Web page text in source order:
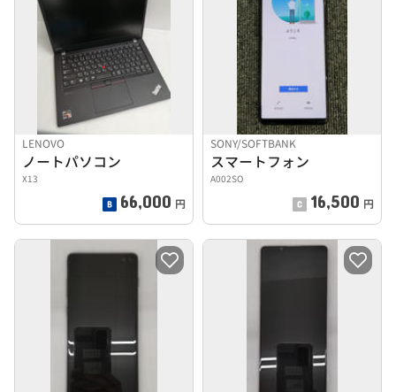
LENOVO
ノートパソコン
X13
66,000 円
SONY/SOFTBANK
スマートフォン
A002SO
16,500 円